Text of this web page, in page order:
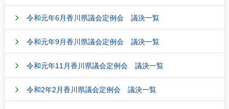
令和元年6月香川県議会定例会 議決一覧
令和元年9月香川県議会定例会 議決一覧
令和元年11月香川県議会定例会 議決一覧
令和2年2月香川県議会定例会 議決一覧